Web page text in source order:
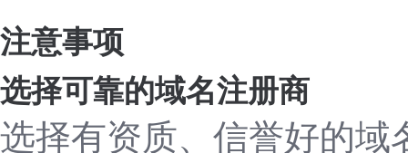
注意事项
选择可靠的域名注册商
选择有资质、信誉好的